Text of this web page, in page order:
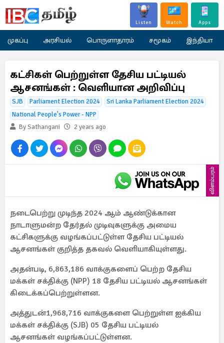
Listen Watch Apps
முகப்பு அரசியல் பொருளாதாரம் சமூகம் இந்தியா
கட்சிகள் பெற்றுள்ள தேசிய பட்டியல்
ஆசனங்கள் : வெளியான அறிவிப்பு
SJB Parliament Election 2024
Sri Lanka Parliament Election 2024
National People's Power - NPP
By Sathangani
2 years ago
விளம்பரம்
நடைபெற்று முடிந்த 2024 ஆம் ஆண்டுக்கான
நாடாளுமன்ற தேர்தல் முடிவுகளுக்கு அமைய
கட்சிகளுக்கு வழங்கப்பட்டுள்ள தேசிய பட்டியல்
ஆசனங்கள் குறித்த தகவல் வெளியாகியுள்ளது.
அதன்படி, 6,863,186 வாக்குகளைப் பெற்ற தேசிய
மக்கள் சக்திக்கு (NPP) 18 தேசிய பட்டியல் ஆசனங்கள்
கிடைக்கப்பெற்றுள்ளன.
அத்துடன்1,968,716 வாக்குகளை பெற்றுள்ள ஐக்கிய
மக்கள் சக்திக்கு (SJB) 05 தேசிய பட்டியல்
ஆசனங்கள் வழங்கப்பட்டுள்ளன.